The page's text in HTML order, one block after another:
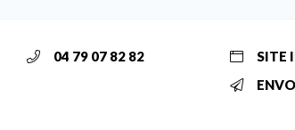
04 79 07 82 82
SITE